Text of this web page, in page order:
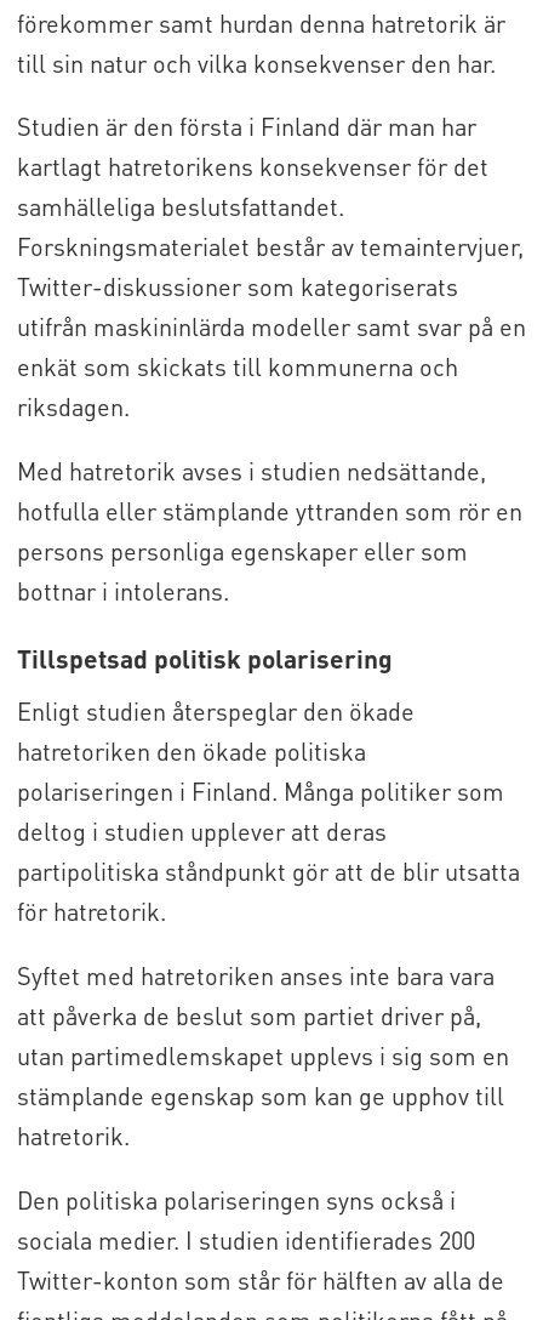
förekommer samt hurdan denna hatretorik är
till sin natur och vilka konsekvenser den har.
Studien är den första i Finland där man har
kartlagt hatretorikens konsekvenser för det
samhälleliga beslutsfattandet.
Forskningsmaterialet består av temaintervjuer,
Twitter-diskussioner som kategoriserats
utifrån maskininlärda modeller samt svar på en
enkät som skickats till kommunerna och
riksdagen.
Med hatretorik avses i studien nedsättande,
hotfulla eller stämplande yttranden som rör en
persons personliga egenskaper eller som
bottnar i intolerans.
Tillspetsad politisk polarisering
Enligt studien återspeglar den ökade
hatretoriken den ökade politiska
polariseringen i Finland. Många politiker som
deltog i studien upplever att deras
partipolitiska ståndpunkt gör att de blir utsatta
för hatretorik.
Syftet med hatretoriken anses inte bara vara
att påverka de beslut som partiet driver på,
utan partimedlemskapet upplevs i sig som en
stämplande egenskap som kan ge upphov till
hatretorik.
Den politiska polariseringen syns också i
sociala medier. I studien identifierades 200
Twitter-konton som står för hälften av alla de